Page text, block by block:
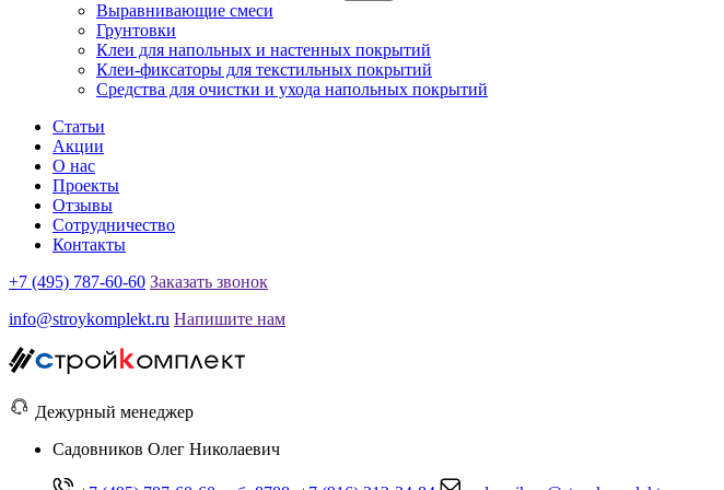
Выравнивающие смеси
Грунтовки
Клеи для напольных и настенных покрытий
Клеи-фиксаторы для текстильных покрытий
Средства для очистки и ухода напольных покрытий
Статьи
Акции
О нас
Проекты
Отзывы
Сотрудничество
Контакты
+7 (495) 787-60-60 Заказать звонок
info@stroykomplekt.ru Напишите нам
Дежурный менеджер
Cадовников Олег Николаевич